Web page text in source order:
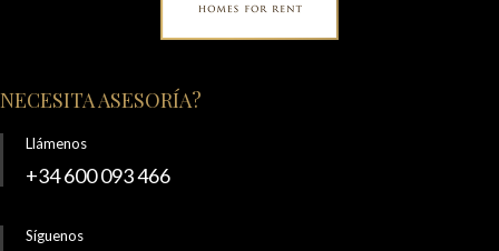
NECESITA ASESORÍA?
Llámenos
+34 600 093 466
Síguenos